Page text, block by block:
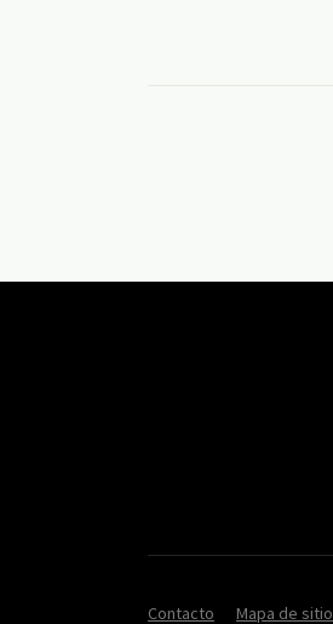
Contacto Mapa de sitio